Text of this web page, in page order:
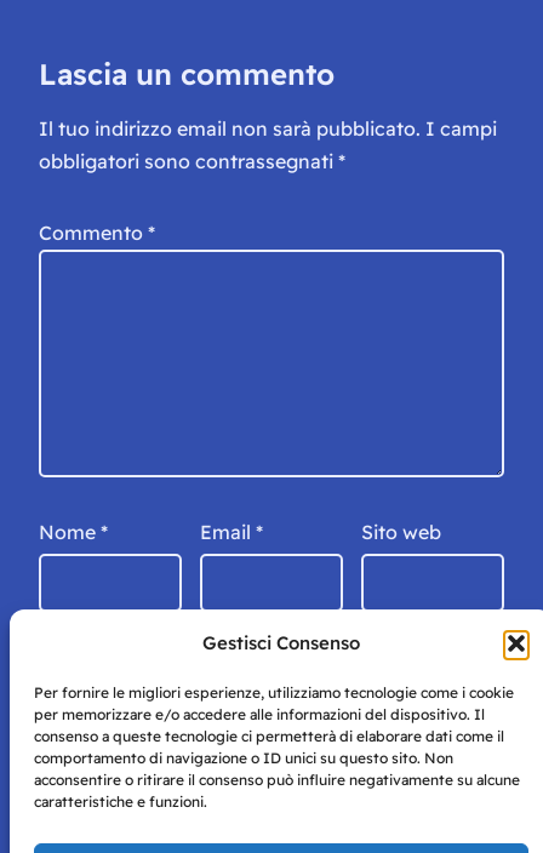
Gestisci Consenso
Per fornire le migliori esperienze, utilizziamo tecnologie come i cookie
per memorizzare e/o accedere alle informazioni del dispositivo. Il
consenso a queste tecnologie ci permetterà di elaborare dati come il
comportamento di navigazione o ID unici su questo sito. Non
acconsentire o ritirare il consenso può influire negativamente su alcune
caratteristiche e funzioni.
Lascia un commento
Il tuo indirizzo email non sarà pubblicato. I campi
obbligatori sono contrassegnati *
Commento *
Nome * Email * Sito web